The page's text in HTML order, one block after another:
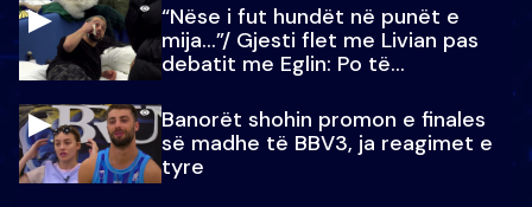
“Nëse i fut hundët në punët e
mija…”/ Gjesti flet me Livian pas
debatit me Eglin: Po të
Banorët shohin promon e finales
së madhe të BBV3, ja reagimet e
tyre